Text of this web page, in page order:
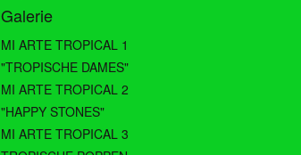
Galerie
MI ARTE TROPICAL 1
"TROPISCHE DAMES"
MI ARTE TROPICAL 2
"HAPPY STONES"
MI ARTE TROPICAL 3